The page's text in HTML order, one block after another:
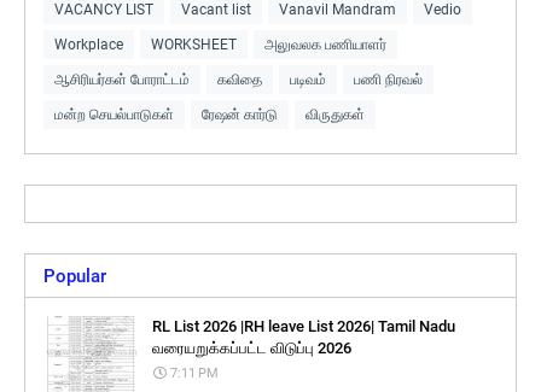
VACANCY LIST Vacant list Vanavil Mandram Vedio
Workplace WORKSHEET அலுவலக பணியாளர்
ஆசிரியர்கள் போராட்டம் கவிதை படிவம் பணி நிரவல்
மன்ற செயல்பாடுகள் ரேஷன் கார்டு விருதுகள்
Popular
RL List 2026 |RH leave List 2026| Tamil Nadu
வரையறுக்கப்பட்ட விடுப்பு 2026
7:11 PM